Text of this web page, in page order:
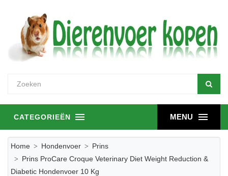
MENU
CATEGORIEËN
Home Hondenvoer
Prins
Prins ProCare Croque Veterinary Diet Weight Reduction &
Diabetic Hondenvoer 10 Kg